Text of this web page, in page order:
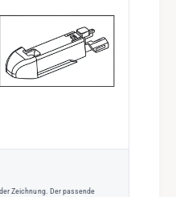
Zeichnung. Der passende